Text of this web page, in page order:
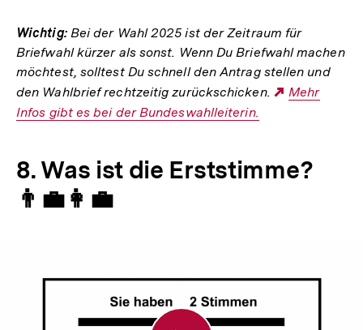
Wichtig: Bei der Wahl 2025 ist der Zeitraum für
Briefwahl kürzer als sonst. Wenn Du Briefwahl machen
möchtest, solltest Du schnell den Antrag stellen und
den Wahlbrief rechtzeitig zurückschicken.
Externer
Mehr
Infos gibt es bei der Bundeswahlleiterin.
8. Was ist die Erststimme?
👨‍💼👩‍💼
und
Zweitstimme